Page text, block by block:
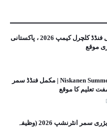
جنوبی کوریا میں مکمل فنڈڈ کلچرل کیمپ 2026 ، پاکستانی
موقع
Niskanen Summer Institute 2026 USA | مکمل فنڈڈ سمر
تعلیم کا موقع
USA میں ورلڈ بینک ٹریژری سمر انٹرنشپ 2026 (وظیفہ